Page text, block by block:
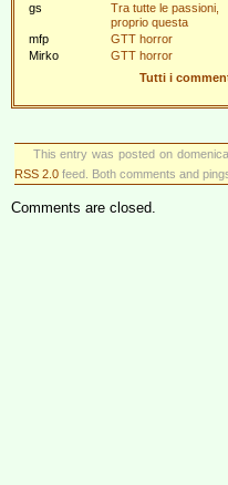
gs
Tra tutte le passioni,
proprio questa
mfp
GTT horror
Mirko
GTT horror
Tutti i
This entry was posted on
RSS 2.0 feed. Both comments and
Comments are closed.